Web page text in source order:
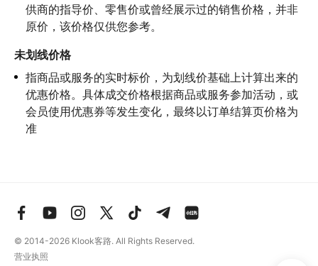
供商的指导价、零售价或曾经展示过的销售价格，并非
原价，该价格仅供您参考。
未划线价格
指商品或服务的实时标价，为划线价基础上计算出来的
优惠价格。具体成交价格根据商品或服务参加活动，或
会员使用优惠券等发生变化，最终以订单结算页价格为
准
© 2014-2026 Klook客路. All Rights Reserved.
营业执照